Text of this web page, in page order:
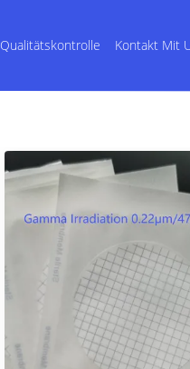
Qualitätskontrolle Kontakt Mit